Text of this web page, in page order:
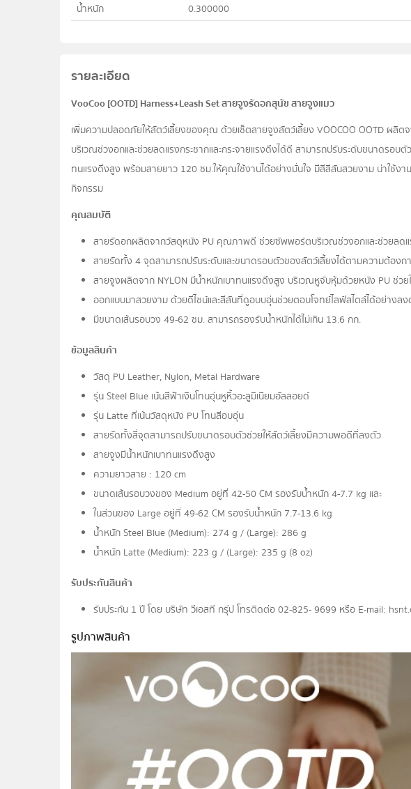
น้ำหนัก
0.300000
รายละเอียด
VooCoo [OOTD] Harness+Leash Set สายจูงรัดอกสุนัข สายจูงแมว
เพิ่มความปลอดภัยให้สัตว์เลี้ยงของคุณ ด้วยเซ็ตสายจูงสัตว์เลี้ยง VOOCOO OOTD
บริเวณช่วงอกและช่วยลดแรงกระชากและกระจายแรงดึงได้ดี สามารถปรับระดับขนาดรอ
ทนแรงดึงสูง พร้อมสายยาว 120 ซม.ให้คุณใช้งานได้อย่างมั่นใจ มีสีสีสันสวยงาม น่าใช้ง
กิจกรรม
คุณสมบัติ
สายรัดอกผลิตจากวัสดุหนัง PU คุณภาพดี ช่วยซัพพอร์ตบริเวณช่วงอกและช่วยลดแร
สายรัดทั้ง 4 จุดสามารถปรับระดับและขนาดรอบตัวของสัตว์เลี้ยงได้ตามความต้องก
สายจูงผลิตจาก NYLON มีน้ำหนักเบาทนแรงดึงสูง บริเวณหูจับหุ้มด้วยหนัง PU ช่วย
ออกแบบมาสวยงาม ด้วยดีไซน์และสีสันที่ดูอบบอุ่นช่วยตอบโจทย์ไลฟ์สไตล์ได้อย่างล
มีขนาดเส้นรอบวง 49-62 ซม. สามารถรองรับน้ำหนักได้ไม่เกิน 13.6 กก.
ข้อมูลสินค้า
วัสดุ PU Leather, Nylon, Metal Hardware
รุ่น Steel Blue เน้นสีฟ้าเงินโทนอุ่นหูหิ้วอะลูมิเนียมอัลลอยด์
รุ่น Latte ที่เน้นวัสดุหนัง PU โทนสีอบอุ่น
สายรัดทั้งสี่จุดสามารถปรับขนาดรอบตัวช่วยให้สัตว์เลี้ยงมีความพอดีที่ลงตัว
สายจูงมีน้ำหนักเบาทนแรงดึงสูง
ความยาวสาย : 120 cm
ขนาดเส้นรอบวงของ Medium อยู่ที่ 42-50 CM รองรับน้ำหนัก 4-7.7 kg และ
ในส่วนของ Large อยู่ที่ 49-62 CM รองรับน้ำหนัก 7.7-13.6 kg
น้ำหนัก Steel Blue (Medium): 274 g / (Large): 286 g
น้ำหนัก Latte (Medium): 223 g / (Large): 235 g (8 oz)
รับประกันสินค้า
รับประกัน 1 ปี โดย บริษัท วีเอสที กรุ๊ป โทรติดต่อ 02-825- 9699 หรือ E-mail:
รูปภาพสินค้า